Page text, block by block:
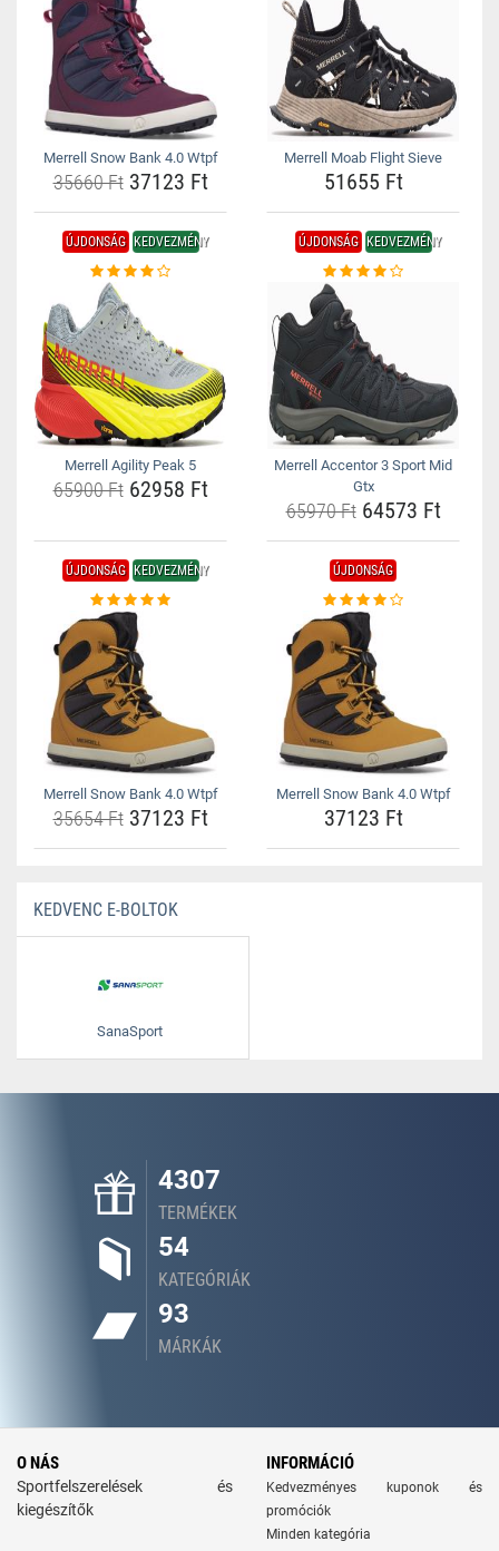
Merrell Snow Bank 4.0 Wtpf
35660 Ft37123 Ft
Merrell Moab Flight Sieve
51655 Ft
ÚJDONSÁG KEDVEZMÉNY
Merrell Agility Peak 5
65900 Ft62958 Ft
ÚJDONSÁG KEDVEZMÉNY
Merrell Accentor 3 Sport Mid
Gtx
65970 Ft64573 Ft
ÚJDONSÁG KEDVEZMÉNY
Merrell Snow Bank 4.0 Wtpf
35654 Ft37123 Ft
ÚJDONSÁG
Merrell Snow Bank 4.0 Wtpf
37123 Ft
KEDVENC E-BOLTOK
SanaSport
4307
TERMÉKEK
54
KATEGÓRIÁK
93
MÁRKÁK
O NÁS
Sportfelszerelések és
kiegészítők
INFORMÁCIÓ
Kedvezményes kuponok és
promóciók
Minden kategória